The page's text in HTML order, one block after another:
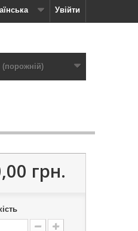
Увійти
(порожній)
грн.